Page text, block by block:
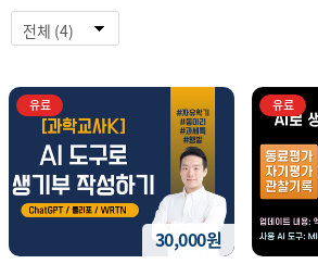
유료
30,000원
유료